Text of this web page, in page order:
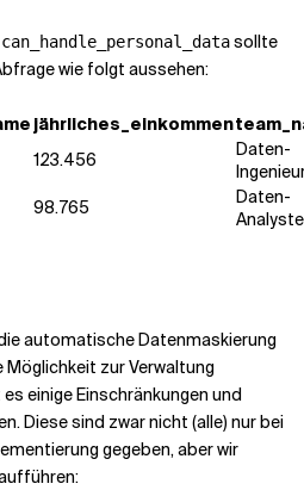
can_handle_personal_datasollte
wie folgt aussehen:
jährliches_einkommen
123.456
Daten-
98.765
Daten-
automatische Datenmaskierung
zur Verwaltung
einige Einschränkungen und
Diese sind zwar nicht (alle) nur bei
gegeben, aber wir